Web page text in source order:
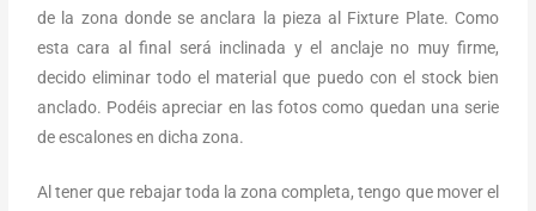
de la zona donde se anclara la pieza al Fixture Plate. Como
esta cara al final será inclinada y el anclaje no muy firme,
decido eliminar todo el material que puedo con el stock bien
anclado. Podéis apreciar en las fotos como quedan una serie
de escalones en dicha zona.
Al tener que rebajar toda la zona completa, tengo que mover el